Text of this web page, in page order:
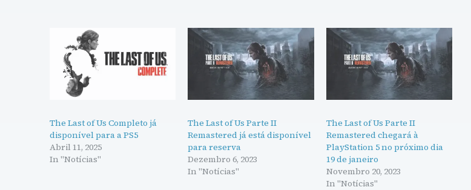
The Last of Us Completo já
disponível para a PS5
Abril 11, 2025
In "Notícias"
The Last of Us Parte II
Remastered já está disponível
para reserva
Dezembro 6, 2023
In "Notícias"
The Last of Us Parte II
Remastered chegará à
PlayStation 5 no próximo dia
19 de janeiro
Novembro 20, 2023
In "Notícias"